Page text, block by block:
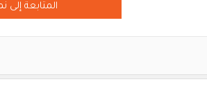
المتابعة إلى